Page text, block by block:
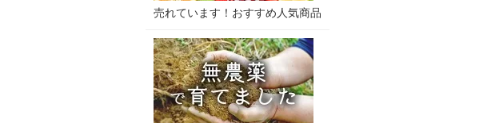
売れています！おすすめ人気商品